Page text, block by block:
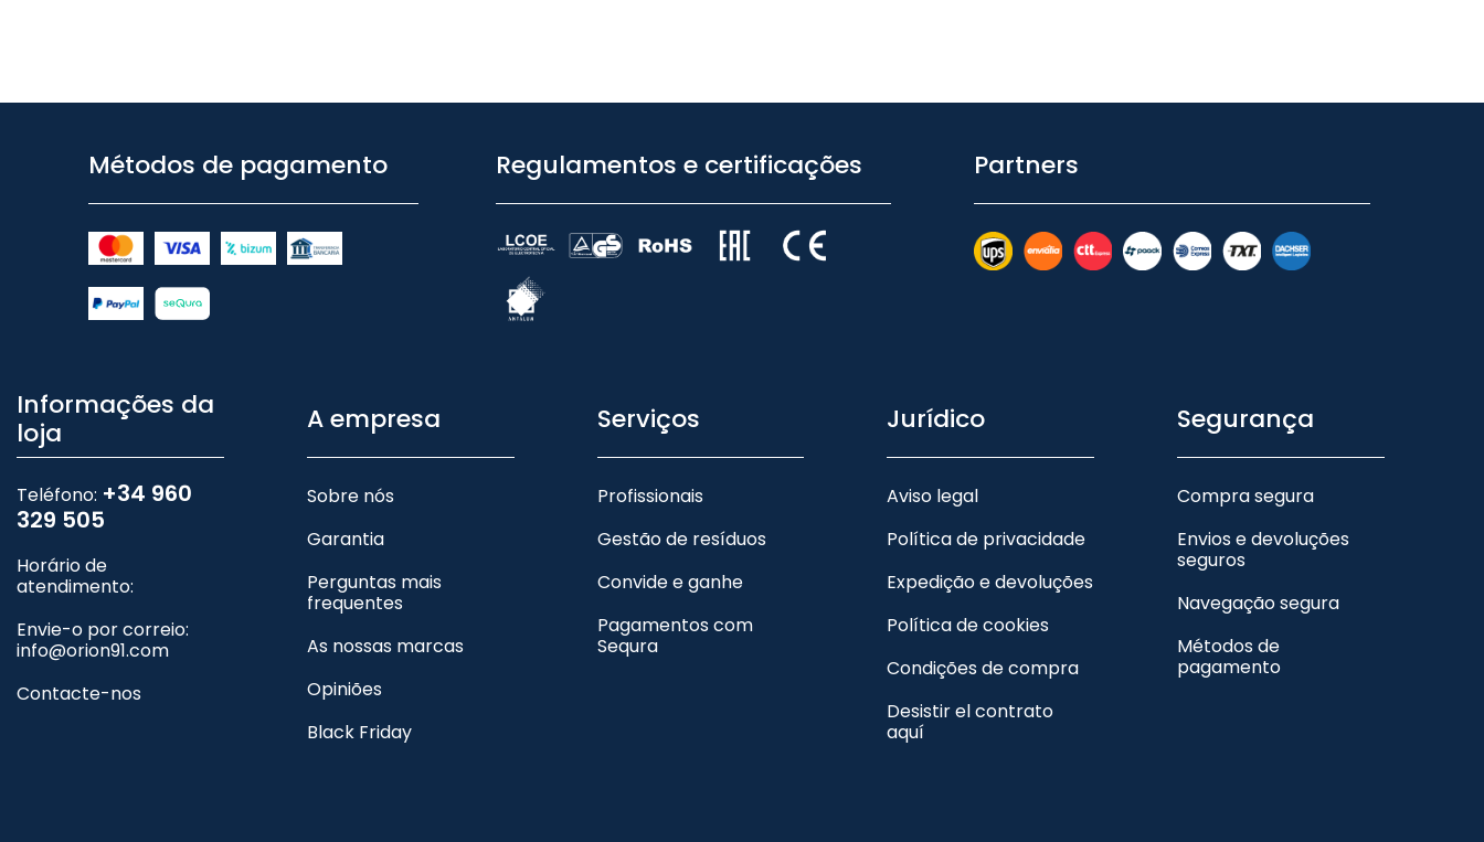
Métodos de pagamento Regulamentos e certificações Partners
Informações da
loja
Teléfono: +34 960
329 505
Horário de
atendimento:
Envie-o por correio:
info@orion91.com
Contacte-nos
A empresa
Sobre nós
Garantia
Perguntas mais
frequentes
As nossas marcas
Opiniões
Black Friday
Serviços
Profissionais
Gestão de resíduos
Convide e ganhe
Pagamentos com
Sequra
Jurídico
Aviso legal
Política de privacidade
Expedição e devoluções
Política de cookies
Condições de compra
Desistir el contrato
aquí
Segurança
Compra segura
Envios e devoluções
seguros
Navegação segura
Métodos de
pagamento